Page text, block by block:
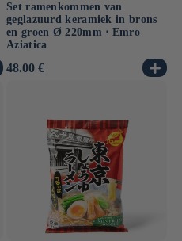
Set ramenkommen van
geglazuurd keramiek in brons
en groen Ø 220mm ⋅ Emro
Aziatica
Normale
48.00 €